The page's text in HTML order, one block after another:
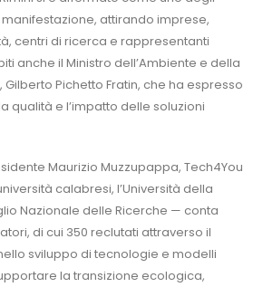
attirando imprese,
centri di ricerca e rappresentanti
anche il Ministro dell’Ambiente e della
Gilberto Pichetto Fratin, che ha espresso
qualità e l’impatto delle soluzioni
Maurizio Muzzupappa, Tech4You
calabresi, l’Università della
Nazionale delle Ricerche — conta
di cui 350 reclutati attraverso il
sviluppo di tecnologie e modelli
la transizione ecologica,